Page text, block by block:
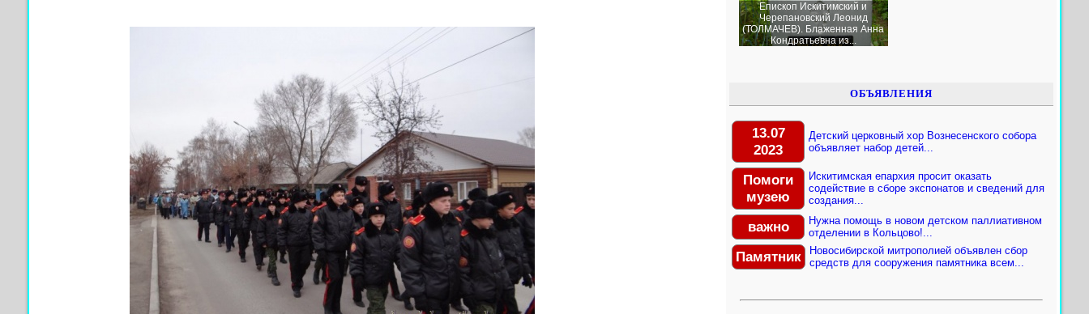
Епископ Искитимский и
Черепановский Леонид
(ТОЛМАЧЕВ). Блаженная Анна
Кондратьевна из...
ОБЪЯВЛЕНИЯ
13.07
2023
Детский церковный хор Вознесенского собора
объявляет набор детей...
Помоги
музею
Искитимская епархия просит оказать
содействие в сборе экспонатов и сведений для
создания...
важно
Нужна помощь в новом детском паллиативном
отделении в Кольцово!...
Памятник
Новосибирской митрополией объявлен сбор
средств для сооружения памятника всем...